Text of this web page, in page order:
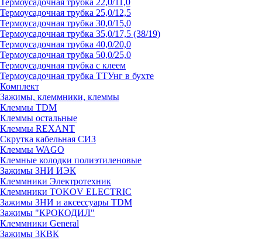
Термоусадочная трубка 22,0/11,0
Термоусадочная трубка 25,0/12,5
Термоусадочная трубка 30,0/15,0
Термоусадочная трубка 35,0/17,5 (38/19)
Термоусадочная трубка 40,0/20,0
Термоусадочная трубка 50,0/25,0
Термоусадочная трубка с клеем
Термоусадочная трубка ТТУнг в бухте
Комплект
Зажимы, клеммники, клеммы
Клеммы TDM
Клеммы остальные
Клеммы REXANT
Скрутка кабельная СИЗ
Клеммы WAGO
Клемные колодки полиэтиленовые
Зажимы ЗНИ ИЭК
Клеммники Электротехник
Клеммники TOKOV ELECTRIC
Зажимы ЗНИ и аксессуары TDM
Зажимы "КРОКОДИЛ"
Клеммники General
Зажимы 3КВК